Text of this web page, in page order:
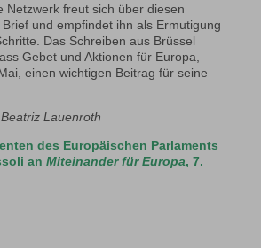
Netzwerk freut sich über diesen
und empfindet ihn als Ermutigung
Das Schreiben aus Brüssel
Gebet und Aktionen für Europa,
einen wichtigen Beitrag für seine
Lauenroth
des Europäischen Parlaments
an Miteinander für Europa, 7.